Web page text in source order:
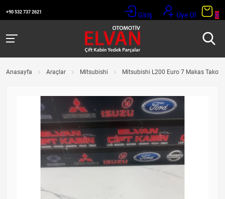
+90 532 737 2621 Giriş Üye Ol 0
Anasayfa Araçlar Mitsubishi Mitsubishi L200 Euro 7 Makas